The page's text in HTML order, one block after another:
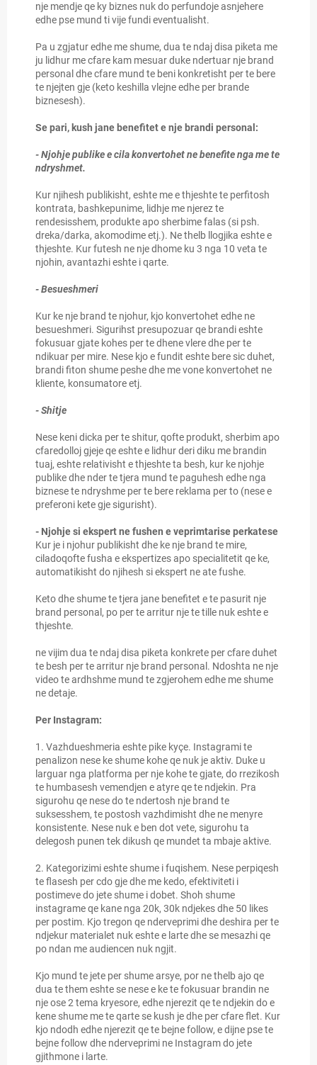
nje mendje qe ky biznes nuk do perfundoje asnjehere
edhe pse mund ti vije fundi eventualisht.
Pa u zgjatur edhe me shume, dua te ndaj disa piketa me
ju lidhur me cfare kam mesuar duke ndertuar nje brand
personal dhe cfare mund te beni konkretisht per te bere
te njejten gje (keto keshilla vlejne edhe per brande
biznesesh).
Se pari, kush jane benefitet e nje brandi personal:
- Njohje publike e cila konvertohet ne benefite nga me te
ndryshmet.
Kur njihesh publikisht, eshte me e thjeshte te perfitosh
kontrata, bashkepunime, lidhje me njerez te
rendesisshem, produkte apo sherbime falas (si psh.
dreka/darka, akomodime etj.). Ne thelb llogjika eshte e
thjeshte. Kur futesh ne nje dhome ku 3 nga 10 veta te
njohin, avantazhi eshte i qarte.
- Besueshmeri
Kur ke nje brand te njohur, kjo konvertohet edhe ne
besueshmeri. Sigurihst presupozuar qe brandi eshte
fokusuar gjate kohes per te dhene vlere dhe per te
ndikuar per mire. Nese kjo e fundit eshte bere sic duhet,
brandi fiton shume peshe dhe me vone konvertohet ne
kliente, konsumatore etj.
- Shitje
Nese keni dicka per te shitur, qofte produkt, sherbim apo
cfaredolloj gjeje qe eshte e lidhur deri diku me brandin
tuaj, eshte relativisht e thjeshte ta besh, kur ke njohje
publike dhe nder te tjera mund te paguhesh edhe nga
biznese te ndryshme per te bere reklama per to (nese e
preferoni kete gje sigurisht).
- Njohje si ekspert ne fushen e veprimtarise perkatese
Kur je i njohur publikisht dhe ke nje brand te mire,
ciladoqofte fusha e ekspertizes apo specialitetit qe ke,
automatikisht do njihesh si ekspert ne ate fushe.
Keto dhe shume te tjera jane benefitet e te pasurit nje
brand personal, po per te arritur nje te tille nuk eshte e
thjeshte.
ne vijim dua te ndaj disa piketa konkrete per cfare duhet
te besh per te arritur nje brand personal. Ndoshta ne nje
video te ardhshme mund te zgjerohem edhe me shume
ne detaje.
Per Instagram:
1. Vazhdueshmeria eshte pike kyçe. Instagrami te
penalizon nese ke shume kohe qe nuk je aktiv. Duke u
larguar nga platforma per nje kohe te gjate, do rrezikosh
te humbasesh vemendjen e atyre qe te ndjekin. Pra
sigurohu qe nese do te ndertosh nje brand te
suksesshem, te postosh vazhdimisht dhe ne menyre
konsistente. Nese nuk e ben dot vete, sigurohu ta
delegosh punen tek dikush qe mundet ta mbaje aktive.
2. Kategorizimi eshte shume i fuqishem. Nese perpiqesh
te flasesh per cdo gje dhe me kedo, efektiviteti i
postimeve do jete shume i dobet. Shoh shume
instagrame qe kane nga 20k, 30k ndjekes dhe 50 likes
per postim. Kjo tregon qe nderveprimi dhe deshira per te
ndjekur materialet nuk eshte e larte dhe se mesazhi qe
po ndan me audiencen nuk ngjit.
Kjo mund te jete per shume arsye, por ne thelb ajo qe
dua te them eshte se nese e ke te fokusuar brandin ne
nje ose 2 tema kryesore, edhe njerezit qe te ndjekin do e
kene shume me te qarte se kush je dhe per cfare flet. Kur
kjo ndodh edhe njerezit qe te bejne follow, e dijne pse te
bejne follow dhe nderveprimi ne Instagram do jete
gjithmone i larte.